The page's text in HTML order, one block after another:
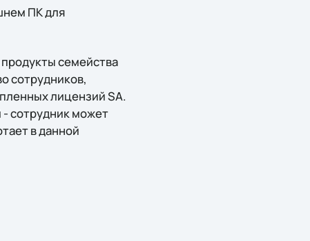
ПК для
семейства
сотрудников,
лицензий SA.
- сотрудник может
в данной